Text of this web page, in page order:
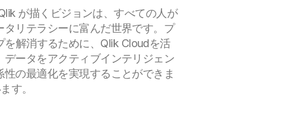
が描くビジョンは、すべての人が
リテラシーに富んだ世界です。プ
を解消するために、Qlik Cloudを活
ータをアクティブインテリジェン
の最適化を実現することができま
す。